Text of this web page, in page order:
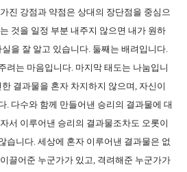
진 강점과 약점은 상대의 장단점을 중심으
것을 일정 부분 내주지 않으면 내가 원하
을 잘 알고 있습니다. 둘째는 배려입니다.
려는 마음입니다. 마지막 태도는 나눔입니
결과물을 혼자 차지하지 않으며, 자신이
. 다수와 함께 만들어낸 승리의 결과물에 대
서 이루어낸 승리의 결과물조차도 오롯이
습니다. 세상에 혼자 이루어낸 결과물은 없
끌어준 누군가가 있고, 격려해준 누군가가